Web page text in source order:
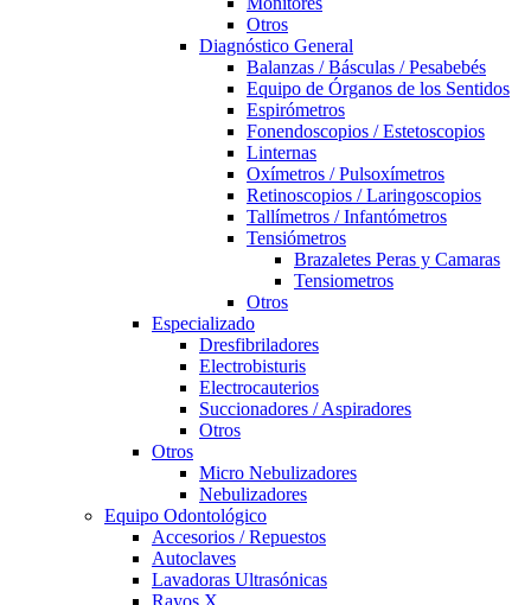
Otros
Diagnóstico General
Balanzas / Básculas / Pesabebés
Equipo de Órganos de los Sentidos
Espirómetros
Fonendoscopios / Estetoscopios
Linternas
Oxímetros / Pulsoxímetros
Retinoscopios / Laringoscopios
Tallímetros / Infantómetros
Tensiómetros
Brazaletes Peras y Camaras
Tensiometros
Otros
Especializado
Dresfibriladores
Electrobisturis
Electrocauterios
Succionadores / Aspiradores
Otros
Otros
Micro Nebulizadores
Nebulizadores
Equipo Odontológico
Accesorios / Repuestos
Autoclaves
Lavadoras Ultrasónicas
Rayos X